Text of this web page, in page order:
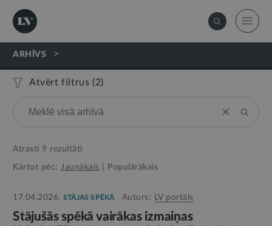
ARHĪVS >
Atvērt filtrus (2)
Atrasti 9 rezultāti
Kārtot pēc: Jaunākais Populārākais
17.04.2026. STĀJAS SPĒKĀ Autors: LV portāls
Stājušās spēkā vairākas izmaiņas